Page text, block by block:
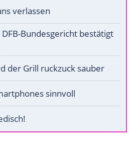
verlassen
Bundesgericht bestätigt
der Grill ruckzuck sauber
sinnvoll